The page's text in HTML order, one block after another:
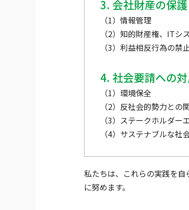
3. 会社財産の保護
（1）情報管理
（2）知的財産権、ITシ
（3）利益相反行為の禁
4. 社会要請への
（1）環境保全
（2）反社会的勢力との
（3）ステークホルダー
（4）サステナブルな社
私たちは、これらの実践を
に努めます。